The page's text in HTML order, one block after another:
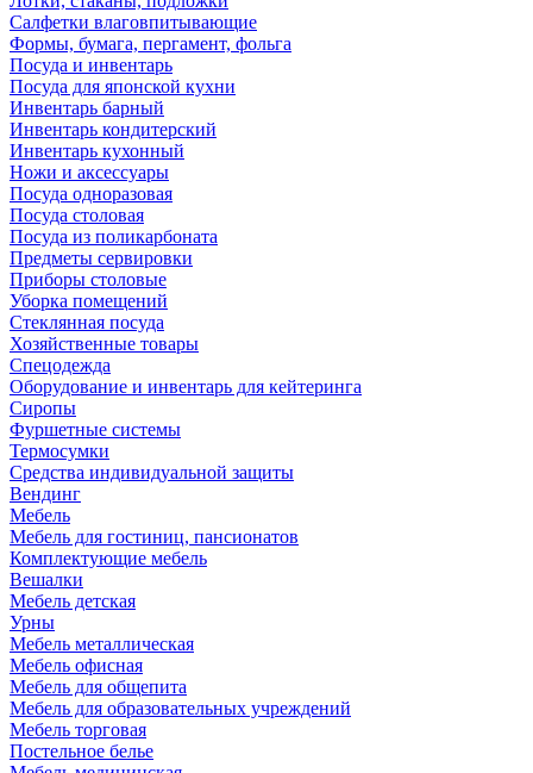
Салфетки влаговпитывающие
Формы, бумага, пергамент, фольга
Посуда и инвентарь
Посуда для японской кухни
Инвентарь барный
Инвентарь кондитерский
Инвентарь кухонный
Ножи и аксессуары
Посуда одноразовая
Посуда столовая
Посуда из поликарбоната
Предметы сервировки
Приборы столовые
Уборка помещений
Стеклянная посуда
Хозяйственные товары
Спецодежда
Оборудование и инвентарь для кейтеринга
Сиропы
Фуршетные системы
Термосумки
Средства индивидуальной защиты
Вендинг
Мебель
Мебель для гостиниц, пансионатов
Комплектующие мебель
Вешалки
Мебель детская
Урны
Мебель металлическая
Мебель офисная
Мебель для общепита
Мебель для образовательных учреждений
Мебель торговая
Постельное белье